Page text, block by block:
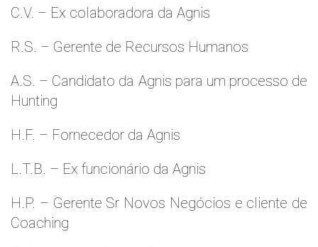
C.V. – Ex colaboradora da Agnis
R.S. – Gerente de Recursos Humanos
A.S. – Candidato da Agnis para um processo de
Hunting
H.F. – Fornecedor da Agnis
L.T.B. – Ex funcionário da Agnis
H.P. – Gerente Sr Novos Negócios e cliente de
Coaching